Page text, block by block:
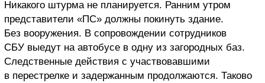
Никакого штурма не планируется. Ранним утром
представители «ПС» должны покинуть здание.
Без вооружения. В сопровождении сотрудников
СБУ выедут на автобусе в одну из загородных баз.
Следственные действия с участвовавшими
в перестрелке и задержанным продолжаются. Таково